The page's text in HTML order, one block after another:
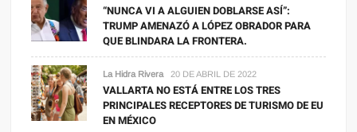
“NUNCA VI A ALGUIEN DOBLARSE ASÍ”:
TRUMP AMENAZÓ A LÓPEZ OBRADOR PARA
QUE BLINDARA LA FRONTERA.
La Hidra Rivera 20 DE ABRIL DE 2022
VALLARTA NO ESTÁ ENTRE LOS TRES
PRINCIPALES RECEPTORES DE TURISMO DE EU
EN MÉXICO